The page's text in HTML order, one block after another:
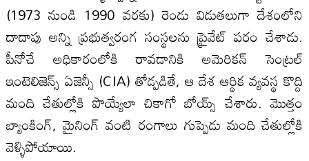
(1973 నుండి 1990 వరకు) రెండు విడుతలుగా దేశంలోని
దాదాపు అన్ని ప్రభుత్వరంగ సంస్థలను ప్రైవేట్ పరం చేశాడు.
పీనోచే అధికారంలోకి రావడానికి అమెరికన్ సెంట్రల్
ఇంటెలిజెన్స్ ఏజెన్సీ (CIA) తోడ్పడితే, ఆ దేశ ఆర్థిక వ్యవస్థ కొద్ది
మంది చేతుల్లోకి పొయ్యేలా చికాగో బోయ్స్ చేశారు. మొత్తం
బ్యాంకింగ్, మైనింగ్ వంటి రంగాలు గుప్పెడు మంది చేతుల్లోకి
వెళ్ళిపోయాయి.